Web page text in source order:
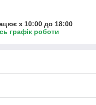
з 10:00 до 18:00
графік роботи